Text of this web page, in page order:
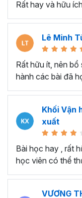
Rất hay và hữu
Lê Minh
Rất hữu ít, nên
hành các bài đã
Khối Vận
xuất
Bài học hay , rất
học viên có thể
VƯƠNG